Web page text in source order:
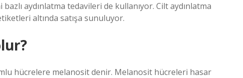
aydınlatma tedavileri de kullanıyor. Cilt aydınlatma
altında satışa sunuluyor.
hücrelere melanosit denir. Melanosit hücreleri hasar